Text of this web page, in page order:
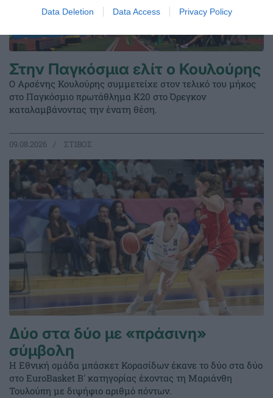
Data Deletion Data Access Privacy Policy
Στην Παγκόσμια ελίτ ο Κουλούρης
Ο Αρσένης Κουλούρης συμμετείχε στον τελικό του μήκος
στο Παγκόσμιο πρωτάθλημα Κ20 στο Όρεγκον
καταλαμβάνοντας την ένατη θέση.
09.08.2026 ΣΤΙΒΟΣ
Δύο στα δύο με «πράσινη»
σύμβολη
Η Εθνική ομάδα μπάσκετ Κορασίδων έκανε το δύο στα δύο
στο EuroBasket Β' κατηγορίας έχοντας τη Μαριάνθη
Τουλούπη με διψήφιο αριθμό πόντων.